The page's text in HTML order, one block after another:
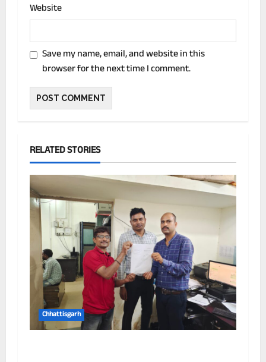
Website
Save my name, email, and website in this
browser for the next time I comment.
RELATED STORIES
Chhattisgarh